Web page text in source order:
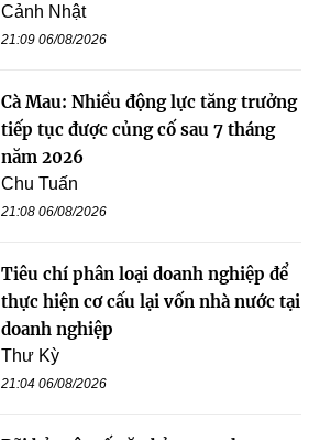
Cảnh Nhật
21:09 06/08/2026
Cà Mau: Nhiều động lực tăng trưởng
tiếp tục được củng cố sau 7 tháng
năm 2026
Chu Tuấn
21:08 06/08/2026
Tiêu chí phân loại doanh nghiệp để
thực hiện cơ cấu lại vốn nhà nước tại
doanh nghiệp
Thư Kỳ
21:04 06/08/2026